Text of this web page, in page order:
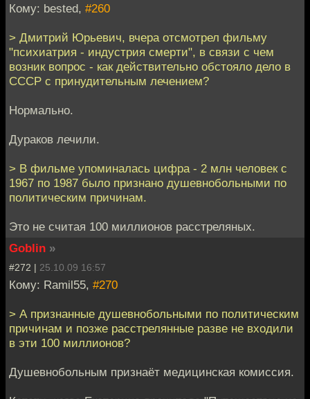
Кому: bested, #260
> Дмитрий Юрьевич, вчера отсмотрел фильму
"психиатрия - индустрия смерти", в связи с чем
возник вопрос - как действительно обстояло дело в
СССР с принудительным лечением?
Нормально.
Дураков лечили.
> В фильме упоминалась цифра - 2 млн человек с
1967 по 1987 было признано душевнобольными по
политическим причинам.
Это не считая 100 миллионов расстреляных.
Goblin »
#272 | 25.10.09 16:57
Кому: Ramil55, #270
> А признанные душевнобольными по политическим
причинам и позже расстрелянные разве не входили
в эти 100 миллионов?
Душевнобольным признаёт медицинская комиссия.